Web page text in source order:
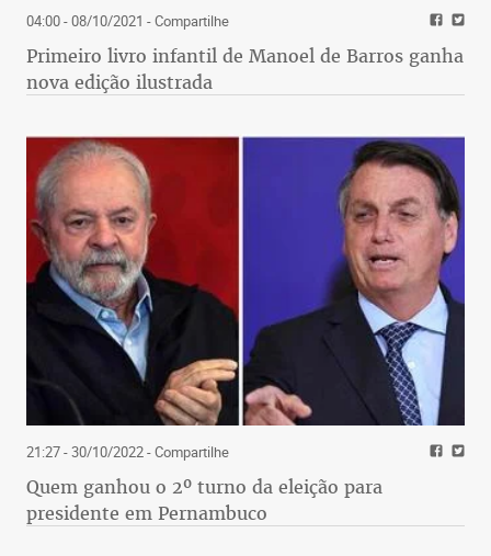
04:00 - 08/10/2021 - Compartilhe
Primeiro livro infantil de Manoel de Barros ganha
nova edição ilustrada
21:27 - 30/10/2022- Compartilhe
Quem ganhou o 2º turno da eleição para
presidente em Pernambuco